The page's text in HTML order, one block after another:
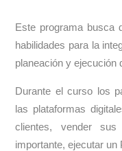
Este programa busca
habilidades para la
planeación y ejecución
Durante el curso los
las plataformas
clientes, vender
importante, ejecutar un